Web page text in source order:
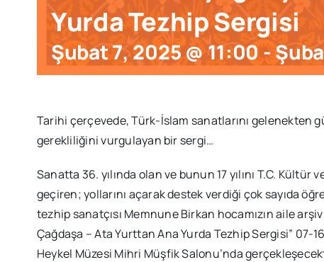
Yurda Tezhip Sergisi
Şubat 7, 2025 @ 11:00-
Tarihi çerçevede, Türk-İslam sanatlarını gelenekten
gerekliliğini vurgulayan bir sergi…
Sanatta 36. yılında olan ve bunun 17 yılını T.C.
geçiren; yollarını açarak destek verdiği çok sayıda
tezhip sanatçısı Memnune Birkan hocamızın aile
Çağdaşa – Ata Yurttan Ana Yurda Tezhip Sergisi” 07-
Heykel Müzesi Mihri Müşfik Salonu’nda